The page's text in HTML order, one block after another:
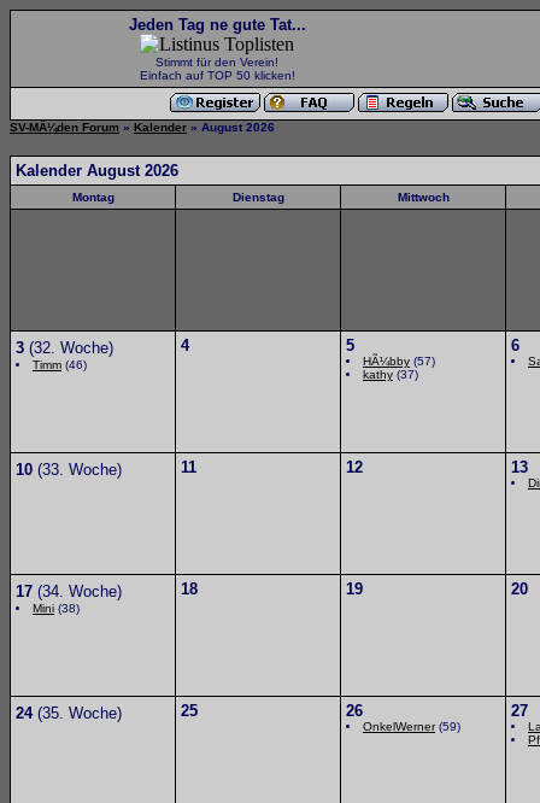
Jeden Tag ne gute Tat...
Stimmt für den Verein!
Einfach auf TOP 50 klicken!
SV-MÃ¼den Forum » Kalender » August 2026
Kalender August 2026
Montag Dienstag Mittwoch
3 (32. Woche)
Timm (46)
4 5
HÃ¼bby (57)
kathy (37)
6
10 (33. Woche) 11 12 13
17 (34. Woche)
Mini (38)
18 19 20
24 (35. Woche) 25 26
OnkelWerner(59)
27